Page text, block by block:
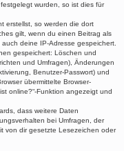
wurden, so ist dies für
erstellst, so werden die dort
gilt, wenn du einen Beitrag als
deine IP-Adresse gespeichert.
gespeichert: Löschen und
und Umfragen), Änderungen
Benutzer-Passwort) und
übermittelte Browser-
online?“-Funktion angezeigt und
dass weitere Daten
bei Umfragen, der
von dir gesetzte Lesezeichen oder